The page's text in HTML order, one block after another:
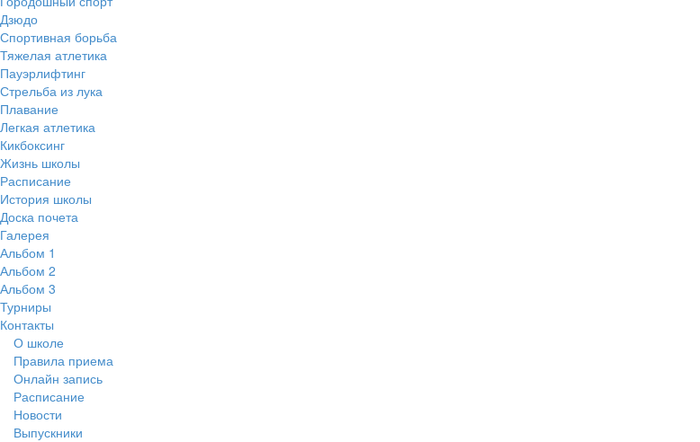
Дзюдо
Спортивная борьба
Тяжелая атлетика
Пауэрлифтинг
Стрельба из лука
Плавание
Легкая атлетика
Кикбоксинг
Жизнь школы
Расписание
История школы
Доска почета
Галерея
Альбом 1
Альбом 2
Альбом 3
Турниры
Контакты
О школе
Правила приема
Онлайн запись
Расписание
Новости
Выпускники